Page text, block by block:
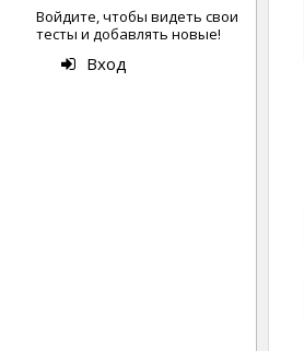
Войдите, чтобы видеть свои
тесты и добавлять новые!
Вход